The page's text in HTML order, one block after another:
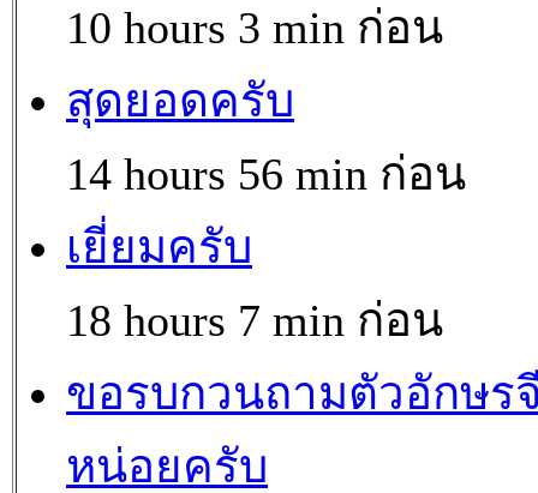
10 hours 3 min ก่อน
สุดยอดครับ
14 hours 56 min ก่อน
เยี่ยมครับ
18 hours 7 min ก่อน
ขอรบกวนถามตัวอักษร
หน่อยครับ